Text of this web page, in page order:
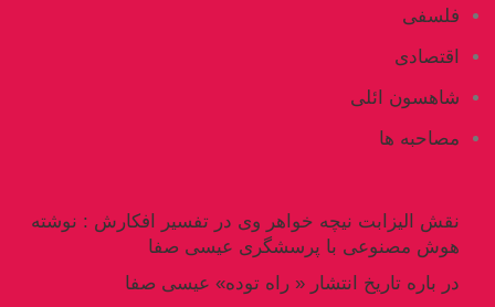
فلسفی
اقتصادی
شاهسون ائلی
مصاحبه ها
نقش الیزابت نیچه خواهر وی در تفسیر افکارش : نوشته
هوش مصنوعی با پرسشگری عیسی صفا
در باره تاریخ انتشار « راه توده» عیسی صفا